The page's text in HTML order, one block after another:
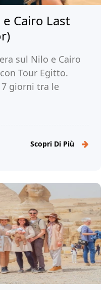
Cairo Last
sul Nilo e Cairo
Tour Egitto.
giorni tra le
Scopri Di Più